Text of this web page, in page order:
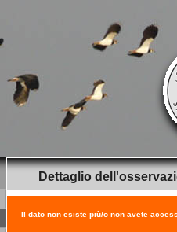
Dettaglio
Il dato non esiste più/o non avete